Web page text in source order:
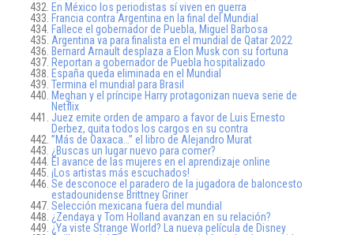
En México los periodistas sí viven en guerra
Francia contra Argentina en la final del Mundial
Fallece el gobernador de Puebla, Miguel Barbosa
Argentina va para finalista en el mundial de Qatar 2022
Bernard Arnault desplaza a Elon Musk con su fortuna
Reportan a gobernador de Puebla hospitalizado
España queda eliminada en el Mundial
Termina el mundial para Brasil
Meghan y el príncipe Harry protagonizan nueva serie de
Netflix
Juez emite orden de amparo a favor de Luis Ernesto
Derbez, quita todos los cargos en su contra
”Más de Oaxaca…” el libro de Alejandro Murat
¿Buscas un lugar nuevo para comer?
El avance de las mujeres en el aprendizaje online
¡Los artistas más escuchados!
Se desconoce el paradero de la jugadora de baloncesto
estadounidense Brittney Griner
Selección mexicana fuera del mundial
¿Zendaya y Tom Holland avanzan en su relación?
¿Ya viste Strange World? La nueva película de Disney